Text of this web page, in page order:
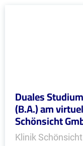
Duales
(B.A.) am
Schönsicht
Klinik